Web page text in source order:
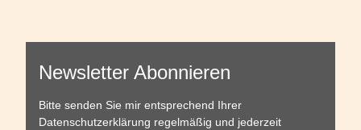
Newsletter Abonnieren
Bitte senden Sie mir entsprechend Ihrer
Datenschutzerklärung regelmäßig und jederzeit